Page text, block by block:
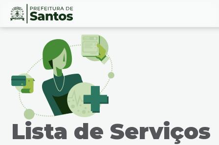
Ir
Conteúdo
Lista de Serviços